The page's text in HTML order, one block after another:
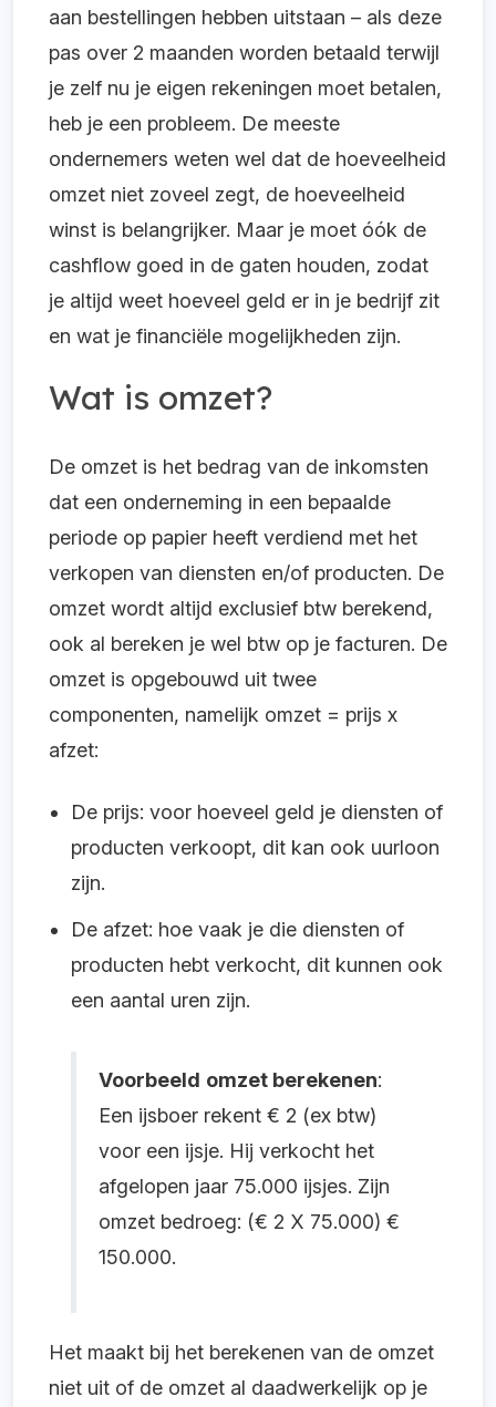
aan bestellingen hebben uitstaan – als deze
pas over 2 maanden worden betaald terwijl
je zelf nu je eigen rekeningen moet betalen,
heb je een probleem. De meeste
ondernemers weten wel dat de hoeveelheid
omzet niet zoveel zegt, de hoeveelheid
winst is belangrijker. Maar je moet óók de
cashflow goed in de gaten houden, zodat
je altijd weet hoeveel geld er in je bedrijf zit
en wat je financiële mogelijkheden zijn.
Wat is omzet?
De omzet is het bedrag van de inkomsten
dat een onderneming in een bepaalde
periode op papier heeft verdiend met het
verkopen van diensten en/of producten. De
omzet wordt altijd exclusief btw berekend,
ook al bereken je wel btw op je facturen. De
omzet is opgebouwd uit twee
componenten, namelijk omzet = prijs x
afzet:
De prijs: voor hoeveel geld je diensten of
producten verkoopt, dit kan ook uurloon
zijn.
De afzet: hoe vaak je die diensten of
producten hebt verkocht, dit kunnen ook
een aantal uren zijn.
Voorbeeld omzet berekenen:
Een ijsboer rekent € 2 (ex btw)
voor een ijsje. Hij verkocht het
afgelopen jaar 75.000 ijsjes. Zijn
omzet bedroeg: (€ 2 X 75.000) €
150.000.
Het maakt bij het berekenen van de omzet
niet uit of de omzet al daadwerkelijk op je